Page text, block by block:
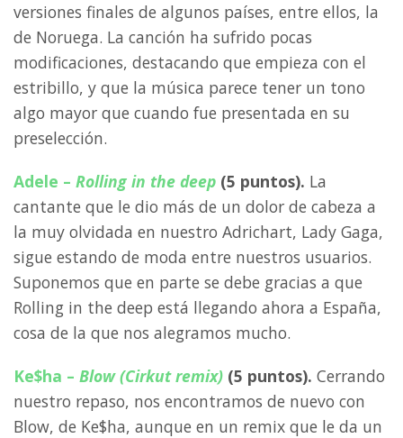
versiones finales de algunos países, entre ellos, la
de Noruega. La canción ha sufrido pocas
modificaciones, destacando que empieza con el
estribillo, y que la música parece tener un tono
algo mayor que cuando fue presentada en su
preselección.
Adele – Rolling in the deep (5 puntos). La
cantante que le dio más de un dolor de cabeza a
la muy olvidada en nuestro Adrichart, Lady Gaga,
sigue estando de moda entre nuestros usuarios.
Suponemos que en parte se debe gracias a que
Rolling in the deep está llegando ahora a España,
cosa de la que nos alegramos mucho.
Ke$ha – Blow (Cirkut remix) (5 puntos). Cerrando
nuestro repaso, nos encontramos de nuevo con
Blow, de Ke$ha, aunque en un remix que le da un